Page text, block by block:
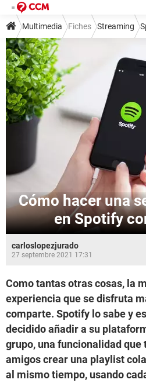
Multimedia Fiches Streaming
Cómo hacer una
en Spotify
carloslopezjurado
27 septembre 2021 17:31
Como tantas otras cosas, la
experiencia que se disfruta
comparte. Spotify lo sabe y
decidido añadir a su
grupo, una funcionalidad
amigos crear una playlist
al mismo tiempo, usando